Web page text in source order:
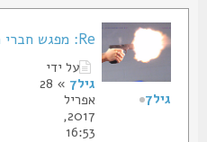
Re: מפגש חברי הסליק - הודעת ביטול
על ידי
גיל7
» 28
אפריל
2017,
16:53